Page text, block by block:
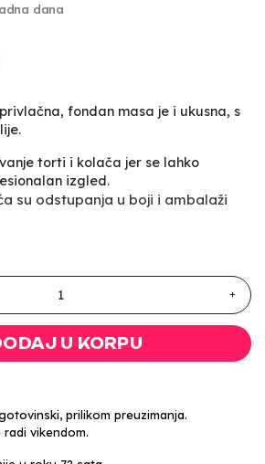
dana
fondan masa je i ukusna, s
torti i kolača jer se lahko
izgled.
su odstupanja u boji i ambalaži
U KORPU
prilikom preuzimanja.
vikendom.